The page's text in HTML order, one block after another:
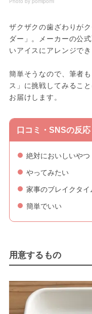
ザクザクの歯ざわりが
ダー」。メーカーの公
いアイスにアレンジでき
簡単そうなので、筆者
ス」に挑戦してみるこ
お届けします。
口コミ・SNSの反応
絶対においしいやつ
やってみたい
家事のブレイクタ
簡単でいい
用意するもの